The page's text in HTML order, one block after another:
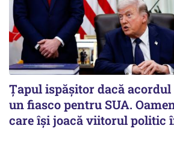
Țapul ispășitor dacă
un fiasco pentru SUA.
care își joacă viitorul politic